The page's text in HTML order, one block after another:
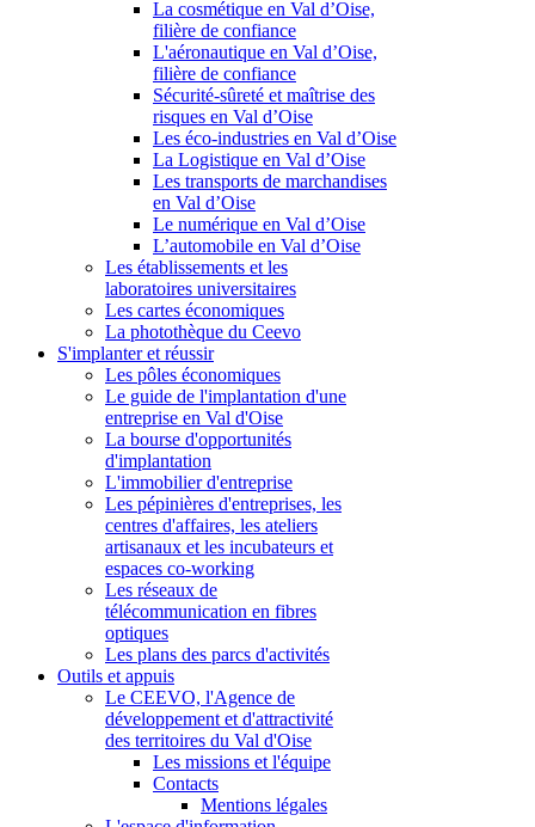
La cosmétique en Val d’Oise,
filière de confiance
L'aéronautique en Val d’Oise,
filière de confiance
Sécurité-sûreté et maîtrise des
risques en Val d’Oise
Les éco-industries en Val d’Oise
La Logistique en Val d’Oise
Les transports de marchandises
en Val d’Oise
Le numérique en Val d’Oise
L’automobile en Val d’Oise
Les établissements et les
laboratoires universitaires
Les cartes économiques
La photothèque du Ceevo
S'implanter et réussir
Les pôles économiques
Le guide de l'implantation d'une
entreprise en Val d'Oise
La bourse d'opportunités
d'implantation
L'immobilier d'entreprise
Les pépinières d'entreprises, les
centres d'affaires, les ateliers
artisanaux et les incubateurs et
espaces co-working
Les réseaux de
télécommunication en fibres
optiques
Les plans des parcs d'activités
Outils et appuis
Le CEEVO, l'Agence de
développement et d'attractivité
des territoires du Val d'Oise
Les missions et l'équipe
Contacts
Mentions légales